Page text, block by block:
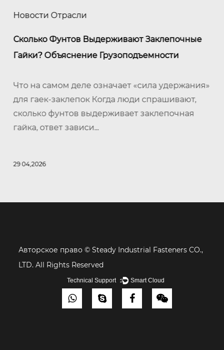
Новости Отрасли
Сколько Фунтов Выдерживают Заклепочные
Гайки? Объяснение Грузоподъемности
Что на самом деле означает «сила удержания»
для гаек-заклепок Когда люди спрашивают,
сколько фунтов выдерживает заклепочная
гайка, ответ зависи...
29 04,2026
Авторское право ©Steady Industrial Fasteners CO.,
LTD. All Rights Reserved
Technical Support ： Smart Cloud